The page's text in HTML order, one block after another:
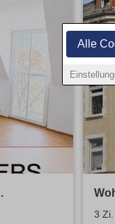
Alle
m²
3 Zi.